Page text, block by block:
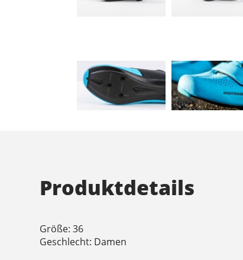
Produktdetails
Größe: 36
Geschlecht: Damen